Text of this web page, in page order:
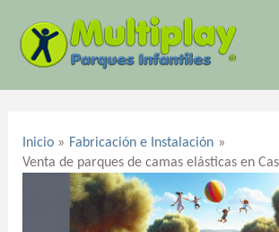
contenido
Inicio
Fabricación e Instalación
Venta de parques de camas elásticas en
entradas